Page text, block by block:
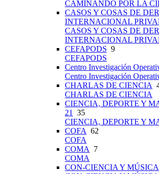
CAMINANDO POR LA
CASOS Y COSAS DE
INTERNACIONAL
CASOS Y COSAS DE
INTERNACIONAL
CEFAPODS 9
CEFAPODS
Centro Investigación
Centro Investigación
CHARLAS DE CIENCIA
CHARLAS DE CIENCIA
CIENCIA, DEPORTE Y
21 35
CIENCIA, DEPORTE Y
COFA 62
COFA
COMA 7
COMA
CON-CIENCIA Y MÚSICA